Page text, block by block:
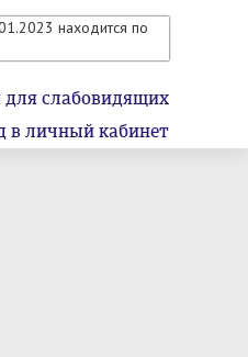
находится по
для слабовидящих
в личный кабинет